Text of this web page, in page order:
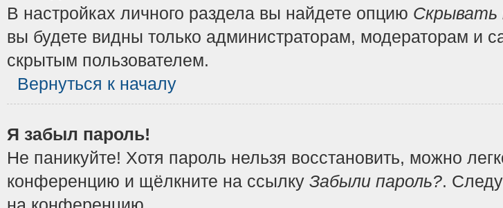
В настройках личного раздела вы найдете опцию Скрывать
вы будете видны только администраторам, модераторам и
скрытым пользователем.
Вернуться к началу
Я забыл пароль!
Не паникуйте! Хотя пароль нельзя восстановить, можно
конференцию и щёлкните на ссылку Забыли пароль?.